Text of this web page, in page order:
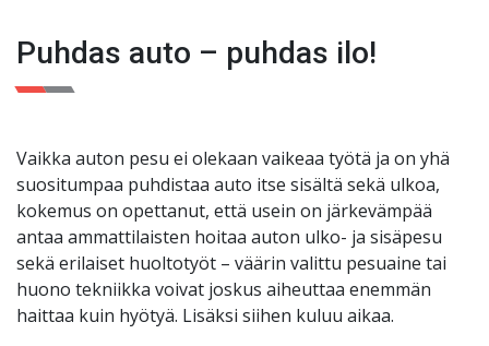
Puhdas auto – puhdas ilo!
Vaikka auton pesu ei olekaan vaikeaa työtä ja on yhä
suositumpaa puhdistaa auto itse sisältä sekä ulkoa,
kokemus on opettanut, että usein on järkevämpää
antaa ammattilaisten hoitaa auton ulko- ja sisäpesu
sekä erilaiset huoltotyöt – väärin valittu pesuaine tai
huono tekniikka voivat joskus aiheuttaa enemmän
haittaa kuin hyötyä. Lisäksi siihen kuluu aikaa.